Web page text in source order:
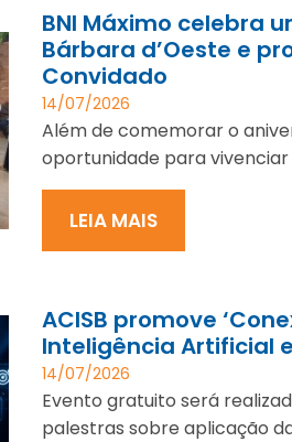
BNI Máximo celebra
Bárbara d’Oeste e
Convidado
14/07/2026
Além de comemorar o
oportunidade para vivenciar
LEIA MAIS
ACISB promove
Inteligência Artificial
14/07/2026
Evento gratuito será
palestras sobre aplicação